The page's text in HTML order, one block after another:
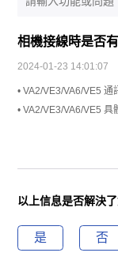
相機接線時是否
2024-01-23 14:01:07
• VA2/VE3/VA6/VE5
• VA2/VE3/VA6/VE5 具
以上信息是否解決
是 否